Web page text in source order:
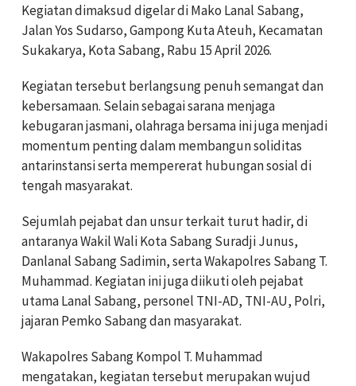
Kegiatan dimaksud digelar di Mako Lanal Sabang,
Jalan Yos Sudarso, Gampong Kuta Ateuh, Kecamatan
Sukakarya, Kota Sabang, Rabu 15 April 2026.
Kegiatan tersebut berlangsung penuh semangat dan
kebersamaan. Selain sebagai sarana menjaga
kebugaran jasmani, olahraga bersama ini juga menjadi
momentum penting dalam membangun soliditas
antarinstansi serta mempererat hubungan sosial di
tengah masyarakat.
Sejumlah pejabat dan unsur terkait turut hadir, di
antaranya Wakil Wali Kota Sabang Suradji Junus,
Danlanal Sabang Sadimin, serta Wakapolres Sabang T.
Muhammad. Kegiatan ini juga diikuti oleh pejabat
utama Lanal Sabang, personel TNI-AD, TNI-AU, Polri,
jajaran Pemko Sabang dan masyarakat.
Wakapolres Sabang Kompol T. Muhammad
mengatakan, kegiatan tersebut merupakan wujud